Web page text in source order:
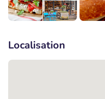
Localisation